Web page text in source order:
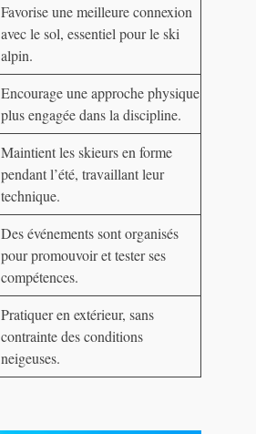
Favorise une meilleure connexion
avec le sol, essentiel pour le ski
alpin.
Encourage une approche physique
plus engagée dans la discipline.
Maintient les skieurs en forme
pendant l’été, travaillant leur
technique.
Des événements sont organisés
pour promouvoir et tester ses
compétences.
Pratiquer en extérieur, sans
contrainte des conditions
neigeuses.